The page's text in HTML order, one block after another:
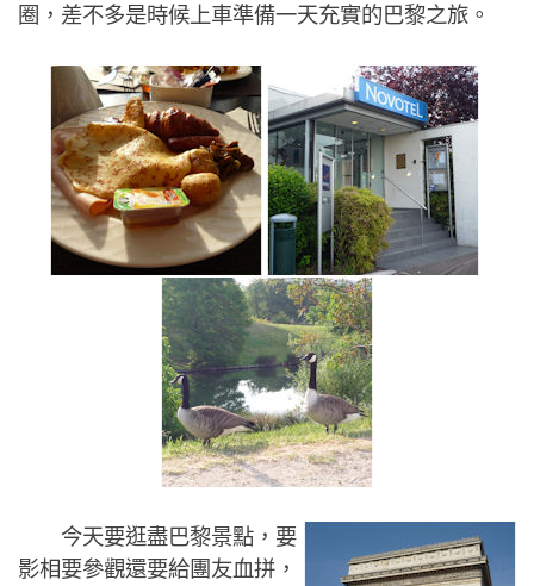
圈，差不多是時候上車準備一天充實的巴黎之旅。
今天要逛盡巴黎景點，要
影相要參觀還要給團友血拼，